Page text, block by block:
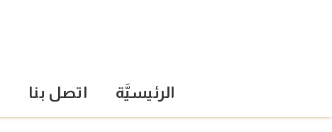
الرئيسيَّة اتصل بنا